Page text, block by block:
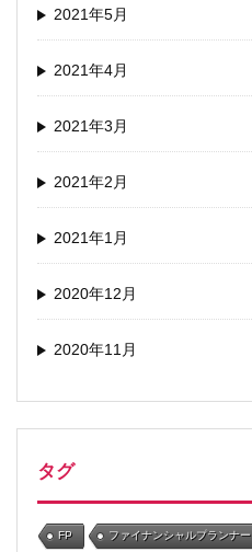
2021年5月
2021年4月
2021年3月
2021年2月
2021年1月
2020年12月
2020年11月
タグ
FP ファイナンシャルプランナー